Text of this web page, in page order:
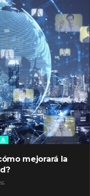
mejorará la